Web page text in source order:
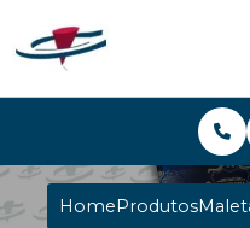
HomeProdutos